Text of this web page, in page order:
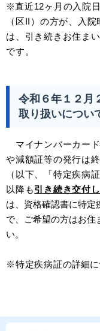
※直近12ヶ月の入院
（区II）の方が、入
は、引き続きお住ま
です。
令和６年１２月
取り扱いについ
マイナンバーカー
や減額証等の発行は
（以下、「特定疾病
以降も引き続き交付
は、資格確認書に特定
で、ご希望の方はお住
い。
※特定疾病証の詳細に